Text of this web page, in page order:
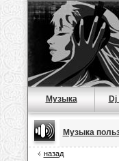
Музыка
Музыка
назад